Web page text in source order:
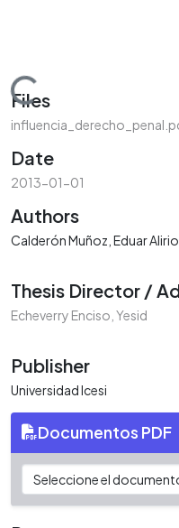
Loading...
Files
Date
2013-01-01
Authors
Calderón Muñoz, Eduar Alirio
Thesis Director /
Echeverry Enciso, Yesid
Publisher
Universidad Icesi
Documentos PDF